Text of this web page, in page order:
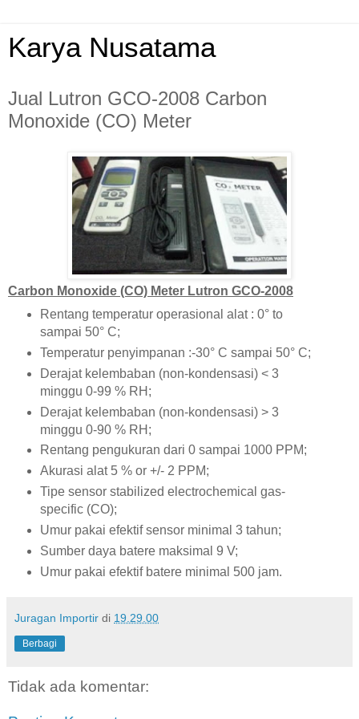
Karya Nusatama
Jual Lutron GCO-2008 Carbon
Monoxide (CO) Meter
Carbon Monoxide (CO) Meter Lutron GCO-2008
Rentang temperatur operasional alat : 0° to
sampai 50° C;
Temperatur penyimpanan :-30° C sampai 50° C;
Derajat kelembaban (non-kondensasi) < 3
minggu 0-99 % RH;
Derajat kelembaban (non-kondensasi) > 3
minggu 0-90 % RH;
Rentang pengukuran dari 0 sampai 1000 PPM;
Akurasi alat 5 % or +/- 2 PPM;
Tipe sensor stabilized electrochemical gas-
specific (CO);
Umur pakai efektif sensor minimal 3 tahun;
Sumber daya batere maksimal 9 V;
Umur pakai efektif batere minimal 500 jam.
Juragan Importir di 19.29.00
Berbagi
Tidak ada komentar: